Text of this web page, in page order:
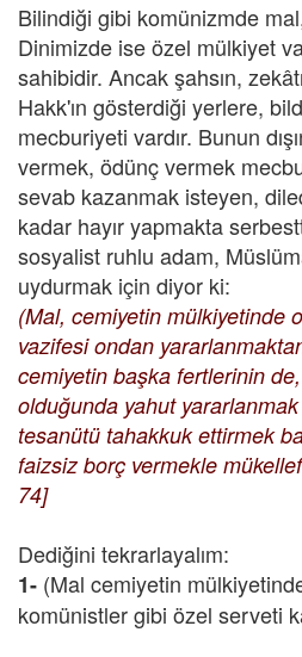
Bilindiği gibi komünizmde
Dinimizde ise özel mülkiyet
sahibidir. Ancak şahsın,
Hakk'ın gösterdiği yerlere,
mecburiyeti vardır. Bunun
vermek, ödünç vermek
sevab kazanmak isteyen,
kadar hayır yapmakta
sosyalist ruhlu adam,
uydurmak için diyor ki:
(Mal, cemiyetin mülkiyetinde
vazifesi ondan
cemiyetin başka fertlerinin
olduğunda yahut
tesanütü tahakkuk ettirmek
faizsiz borç vermekle
74]
Dediğini tekrarlayalım:
1- (Mal cemiyetin
komünistler gibi özel serveti